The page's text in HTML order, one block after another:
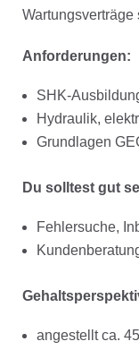
Anforderungen:
SHK-
Hydraulik,
Grundlagen
Du solltest gut
Fehlersuche,
angestellt ca.